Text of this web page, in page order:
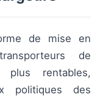
de mise en
de
rentables,
politiques des